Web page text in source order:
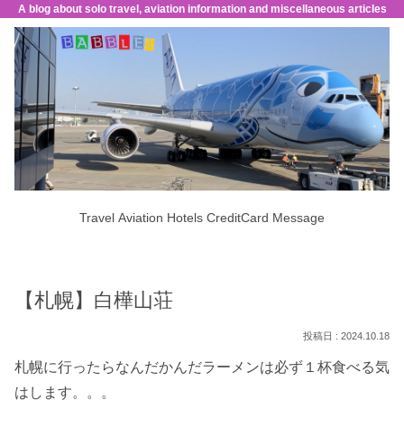
A blog about solo travel, aviation information and miscellaneous articles
Travel Aviation Hotels CreditCard Message
【札幌】白樺山荘
2024.10.18
札幌に行ったらなんだかんだラーメンは必ず１杯食べる気
はします。。。